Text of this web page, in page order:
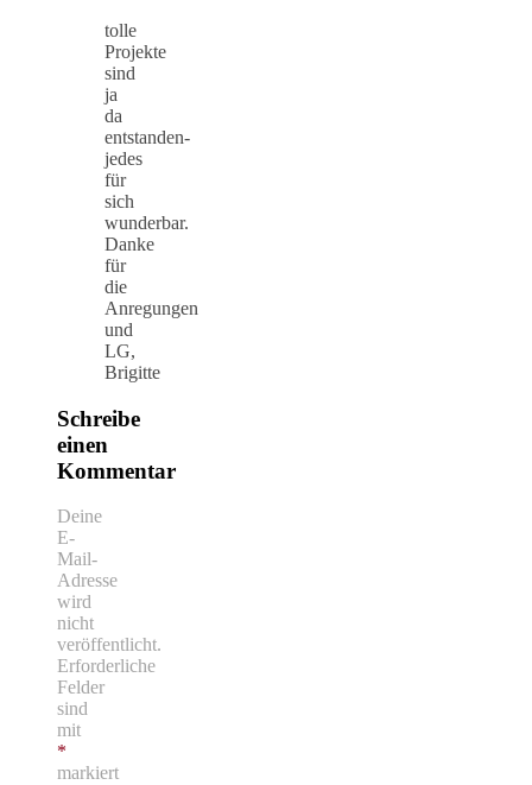
tolle
Projekte
sind
ja
da
entstanden-
jedes
für
sich
wunderbar.
Danke
für
die
Anregungen
und
LG,
Brigitte
Schreibe
einen
Kommentar
Deine
E-
Mail-
Adresse
wird
nicht
veröffentlicht.
Erforderliche
Felder
sind
mit
*
markiert